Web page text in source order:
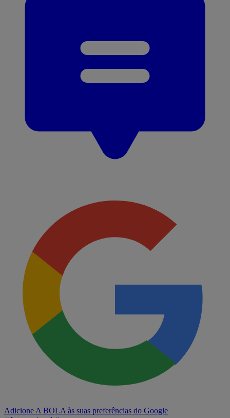
Adicione A BOLA às suas preferências do Google